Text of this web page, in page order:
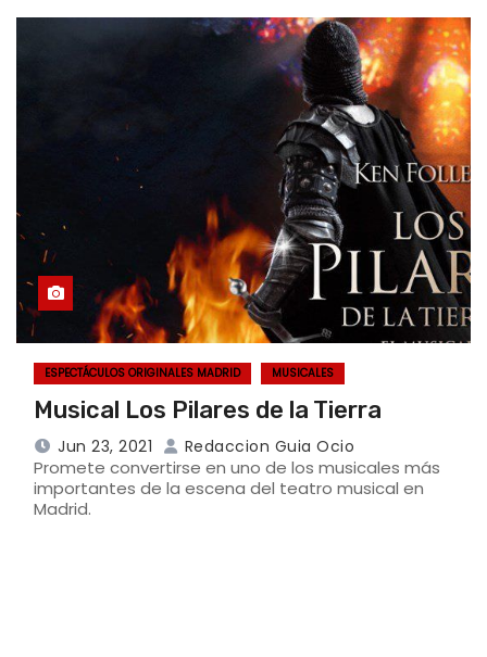
ESPECTÁCULOS ORIGINALES MADRID MUSICALES
Musical Los Pilares de la Tierra
Jun 23, 2021 Redaccion Guia Ocio
Promete convertirse en uno de los musicales más
importantes de la escena del teatro musical en
Madrid.